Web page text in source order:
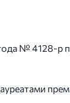
№ 4128-р